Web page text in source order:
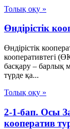
Толық оқу »
Өндірістік
Өндірістік
кооперативтегі
басқару – барлық
түрде қа...
Толық оқу »
2-1-бап. Осы
кооператив